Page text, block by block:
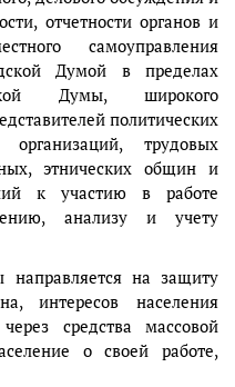
отчетности органов и
самоуправления
Думой в пределах
Думы, широкого
политических
трудовых
этнических общин и
к участию в работе
анализу и учету
направляется на защиту
интересов населения
средства массовой
о своей работе,